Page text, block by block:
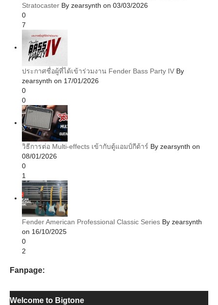
Stratocaster By zearsynth on 03/03/2026
0
7
ประกาศชื่อผู้ที่ได้เข้าร่วมงาน Fender Bass Party IV By
zearsynth on 17/01/2026
0
0
วิธีการต่อ Multi-effects เข้ากับตู้แอมป์กีต้าร์ By zearsynth on
08/01/2026
0
1
Fender American Professional Classic Series By zearsynth
on 16/10/2025
0
2
Fanpage:
Welcome to Bigtone